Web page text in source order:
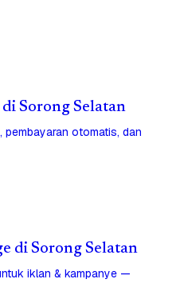
Sorong Selatan
pembayaran otomatis, dan
di Sorong Selatan
iklan & kampanye —